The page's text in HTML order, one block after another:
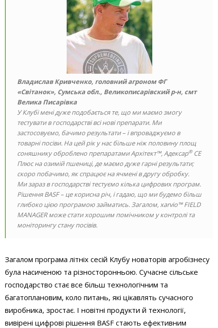
Владислав Кривченко, головний агроном ФГ
«Світанок», Сумська обл., Великописарівский р-н, смт
Велика Писарівка
У Клубі мені дуже подобається те, що ми маємо змогу
тестувати в господарстві всі нові препарати. Ми
застосовуємо, бачимо результати – і впроваджуємо в
товарні посіви. На цей рік у нас більше ніж половину площ
соняшнику оброблено препаратами Архітект™, Адексар®СЕ
Плюс на озимій пшениці, де маємо дуже гарні результати;
скоро побачимо, як спрацює на ячмені в другу обробку.
Ми зараз в господарстві тестуємо кілька цифрових програм.
Рішення BASF – це корисна річ, і гадаю, що ми будемо більш
глибоко цією програмою займатись. Загалом, xarvio™ FIELD
MANAGER може стати хорошим помічником у контролі та
моніторингу стану посівів.
Загалом програма літніх сесій Клубу новаторів агробізнесу
була насиченою та різносторонньою. Сучасне сільське
господарство стає все більш технологічним та
багатоплановим, коло питань, які цікавлять сучасного
виробника, зростає. І новітні продукти й технології,
вивірені цифрові рішення BASF стають ефективним